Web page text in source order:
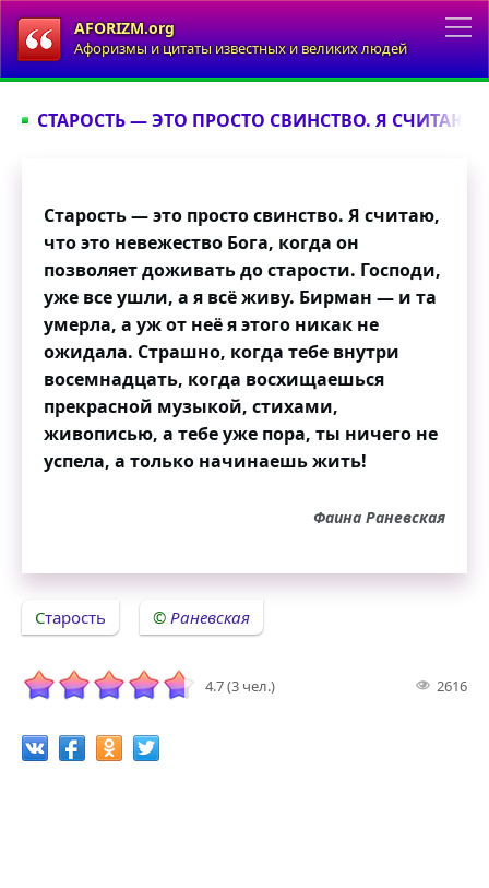
AFORIZM.org
Афоризмы и цитаты известных и великих людей
СТАРОСТЬ — ЭТО ПРОСТО СВИНСТВО. Я СЧИТАЮ,
Старость — это просто свинство. Я считаю,
что это невежество Бога, когда он
позволяет доживать до старости. Господи,
уже все ушли, а я всё живу. Бирман — и та
умерла, а уж от неё я этого никак не
ожидала. Страшно, когда тебе внутри
восемнадцать, когда восхищаешься
прекрасной музыкой, стихами,
живописью, а тебе уже пора, ты ничего не
успела, а только начинаешь жить!
Фаина Раневская
Старость Раневская
4.7 (3 чел.) 2616